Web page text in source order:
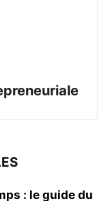
: le guide du